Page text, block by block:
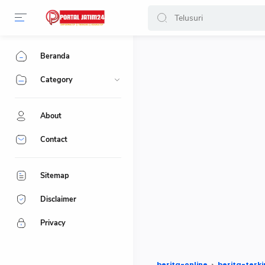
Beranda
Category
About
Contact
Sitemap
Disclaimer
Privacy